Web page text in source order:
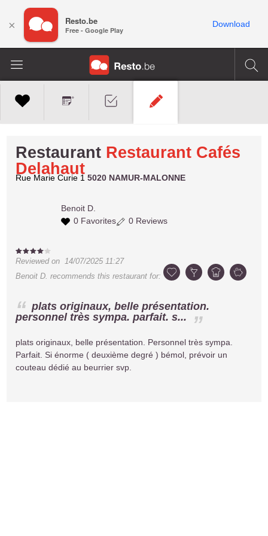
Restaurant Restaurant Cafés
Delahaut
Rue Marie Curie 15020 NAMUR-MALONNE
Benoit D.
0 Favorites
0 Reviews
Reviewed on14/07/2025 11:27
Benoit D. recommends this restaurant for:
plats originaux, belle présentation.
personnel très sympa. parfait. s...
plats originaux, belle présentation. Personnel très sympa.
Parfait. Si énorme ( deuxième degré ) bémol, prévoir un
couteau dédié au beurrier svp.
× Resto.be
Free - Google Play
Download